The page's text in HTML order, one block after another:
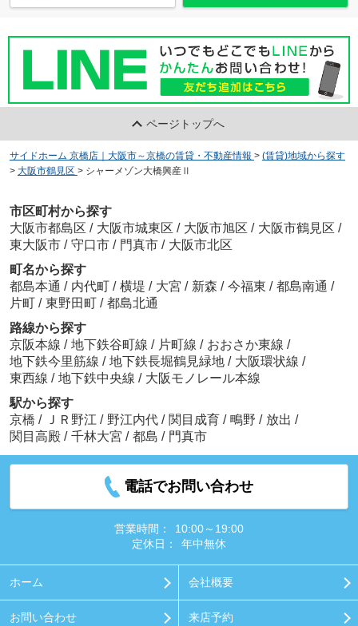
ページトップへ
サイドホーム 京橋店｜大阪市～京橋の賃貸・不動産情報 > (賃貸)地域から探す
> 大阪市鶴見区 > シャーメゾン大橋興産Ⅱ
市区町村から探す
大阪市都島区 / 大阪市城東区 / 大阪市旭区 / 大阪市鶴見区 /
東大阪市 / 守口市 / 門真市 / 大阪市北区
町名から探す
都島本通 / 内代町 / 横堤 / 大宮 / 新森 / 今福東 / 都島南通 /
片町 / 東野田町 / 都島北通
路線から探す
京阪本線 / 地下鉄谷町線 / 片町線 / おおさか東線 /
地下鉄今里筋線 / 地下鉄長堀鶴見緑地 / 大阪環状線 /
東西線 / 地下鉄中央線 / 大阪モノレール本線
駅から探す
京橋 / ＪＲ野江 / 野江内代 / 関目成育 / 鴫野 / 放出 /
関目高殿 / 千林大宮 / 都島 / 門真市
電話でお問い合わせ
営業時間：
10:00～19:00
定休日：
年中無休
ホーム 会社概要
お問い合わせ 来店予約